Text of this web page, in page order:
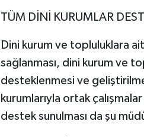
TÜM DİNİ KURUMLAR
Dini kurum ve topluluklara
sağlanması, dini kurum ve
desteklenmesi ve
kurumlarıyla ortak
destek sunulması da şu